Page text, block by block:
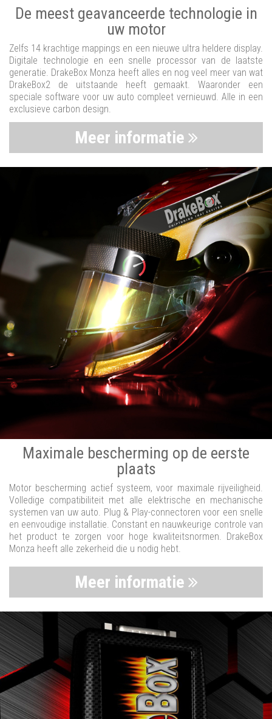
De meest geavanceerde technologie in
uw motor
Zelfs 14 krachtige mappings en een nieuwe ultra heldere display.
Digitale technologie en een snelle processor van de laatste
generatie. DrakeBox Monza heeft alles en nog veel meer van wat
DrakeBox2 de uitstaande heeft gemaakt. Waaronder een
speciale software voor uw auto compleet vernieuwd. Alle in een
exclusieve carbon design.
Meer informatie
Maximale bescherming op de eerste
plaats
Motor bescherming actief systeem, voor maximale rijveiligheid.
Volledige compatibiliteit met alle elektrische en mechanische
systemen van uw auto. Plug & Play-connectoren voor een snelle
en eenvoudige installatie. Constant en nauwkeurige controle van
het product te zorgen voor hoge kwaliteitsnormen. DrakeBox
Monza heeft alle zekerheid die u nodig hebt.
Meer informatie